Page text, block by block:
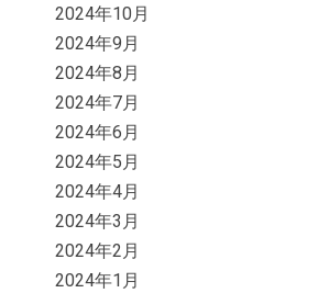
2024年10月
2024年9月
2024年8月
2024年7月
2024年6月
2024年5月
2024年4月
2024年3月
2024年2月
2024年1月